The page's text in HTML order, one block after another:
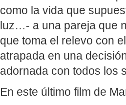
como la vida que
luz…- a una pareja que
que toma el relevo con
atrapada en una
adornada con todos los
En este último film de